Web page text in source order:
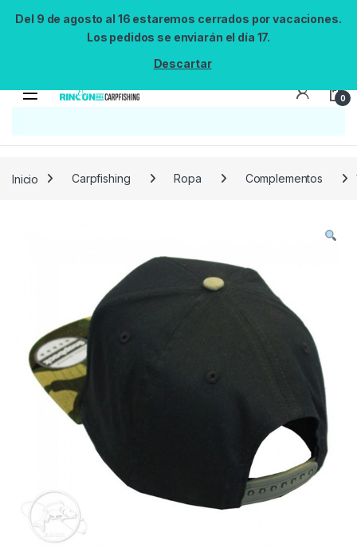
Del 9 de agosto al 16 estaremos cerrados por vacaciones.
Los pedidos se enviarán el día 17.
Descartar
0
Inicio Carpfishing Ropa Complementos